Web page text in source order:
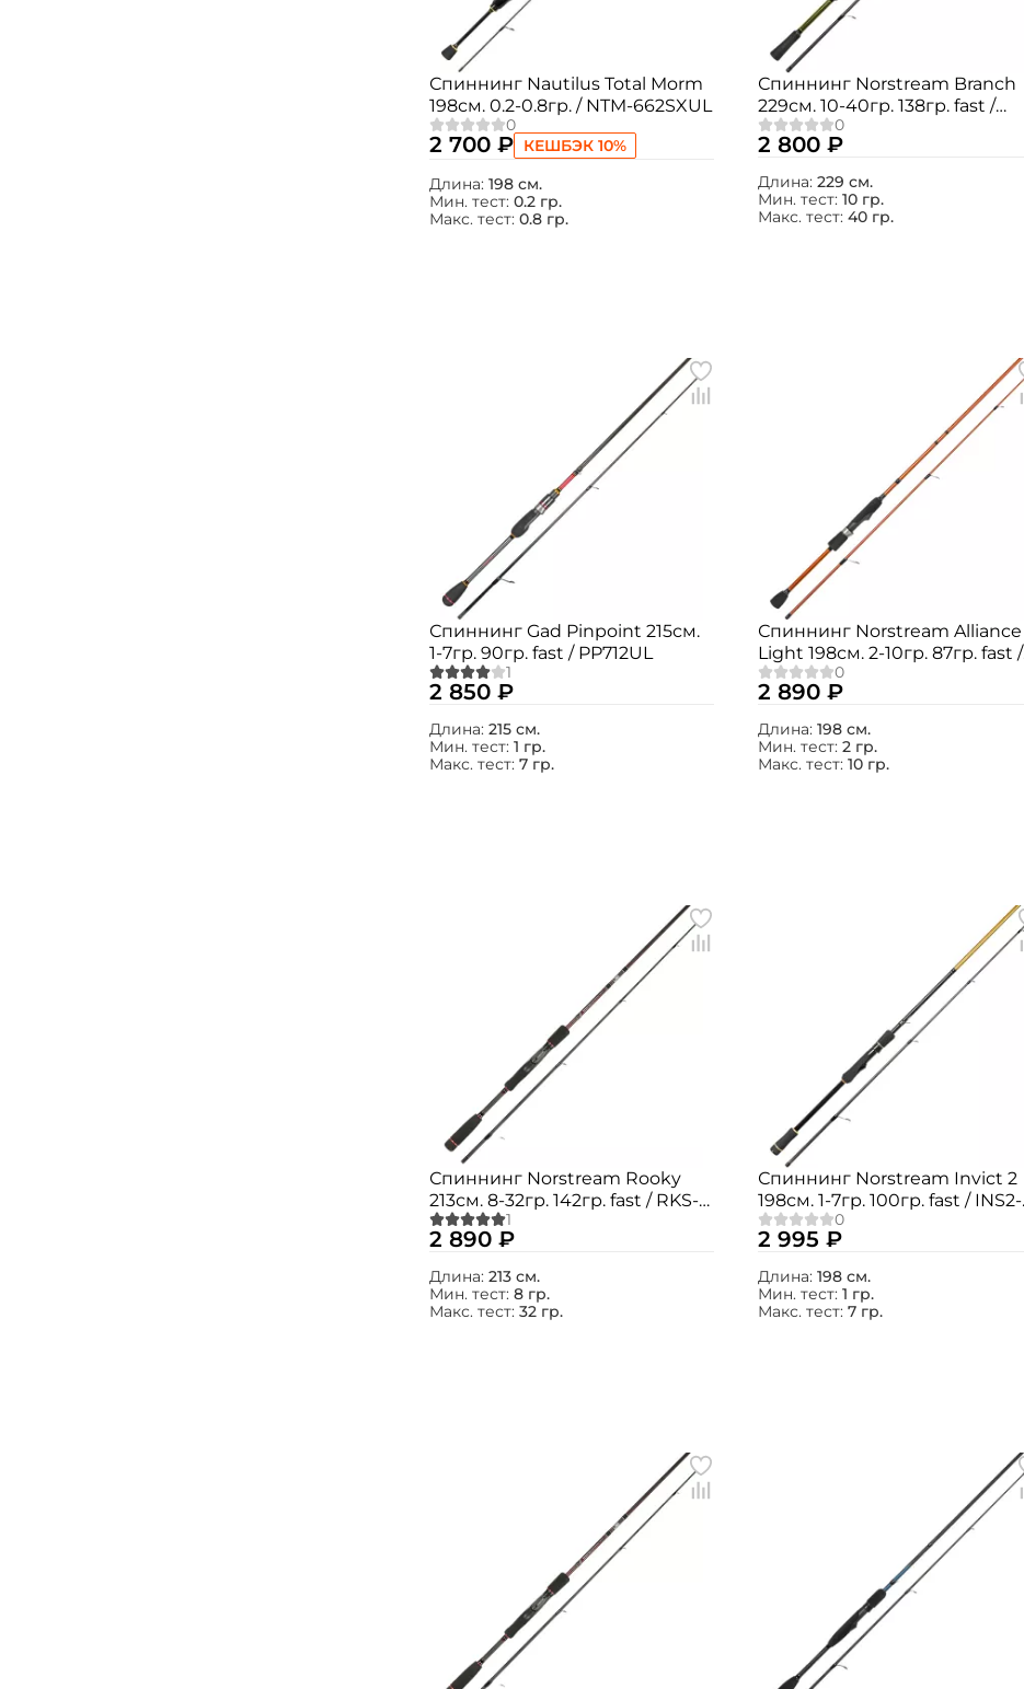
Спиннинг Nautilus Total Morm
198см. 0.2-0.8гр. / NTM-662SXUL
2 700 ₽ КЕШБЭК 10%
Длина: 198 см.
Мин. тест: 0.2 гр.
Макс. тест: 0.8 гр.
Спиннинг Norstream Branch
229см. 10-40гр. 138гр. fast /
BRS-762MH
2 800 ₽
Длина: 229 см.
Мин. тест: 10 гр.
Макс. тест: 40 гр.
Спиннинг Gad Pinpoint 215см.
1-7гр. 90гр. fast / PP712UL
2 850 ₽
Длина: 215 см.
Мин. тест: 1 гр.
Макс. тест: 7 гр.
Спиннинг Norstream Alliance
Light 198см. 2-10гр. 87гр. fast /
ALSU-662ULL
2 890 ₽
Длина: 198 см.
Мин. тест: 2 гр.
Макс. тест: 10 гр.
Спиннинг Norstream Rooky
213см. 8-32гр. 142гр. fast / RKS-
702MMH
2 890 ₽
Длина: 213 см.
Мин. тест: 8 гр.
Макс. тест: 32 гр.
Спиннинг Norstream Invict 2
198см. 1-7гр. 100гр. fast / INS2-
662UL
2 995 ₽
Длина: 198 см.
Мин. тест: 1 гр.
Макс. тест: 7 гр.
Создать аккаунт
ФИО: *
Повторите пароль: *
Заполняя данную форму вы соглашаетесь на
обработкуперсональных данных
У меня уже есть аккаунт